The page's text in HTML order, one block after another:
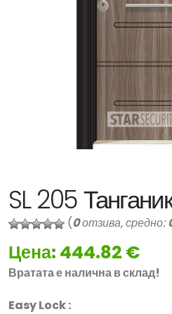
SL 205
(0отзива, средно:
Цена: 444.82 €
Вратата е налична в склад!
Easy Lock :